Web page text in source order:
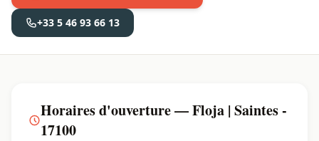
+33 5 46 93 66 13
Horaires d'ouverture — Floja | Saintes -
17100